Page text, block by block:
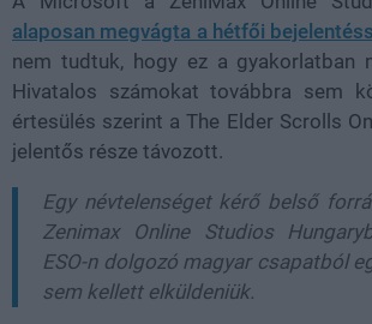
alaposan megvágta a hétfői
nem tudtuk, hogy ez a gyakorlatban
Hivatalos számokat továbbra sem
értesülés szerint aThe Elder Scrolls
jelentős része távozott.
Egy névtelenséget kérő belső
Zenimax Online Studios
ESO-n dolgozó magyar csapatból
sem kellett elküldeniük.